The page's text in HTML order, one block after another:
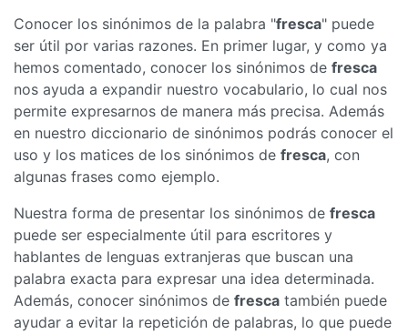
Conocer los sinónimos de la palabra "fresca" puede
ser útil por varias razones. En primer lugar, y como ya
hemos comentado, conocer los sinónimos de fresca
nos ayuda a expandir nuestro vocabulario, lo cual nos
permite expresarnos de manera más precisa. Además
en nuestro diccionario de sinónimos podrás conocer el
uso y los matices de los sinónimos de fresca, con
algunas frases como ejemplo.
Nuestra forma de presentar los sinónimos de fresca
puede ser especialmente útil para escritores y
hablantes de lenguas extranjeras que buscan una
palabra exacta para expresar una idea determinada.
Además, conocer sinónimos de fresca también puede
ayudar a evitar la repetición de palabras, lo que puede